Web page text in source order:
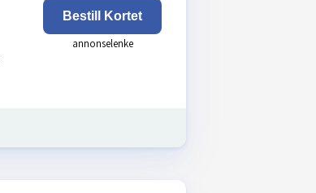
Bestill Kortet